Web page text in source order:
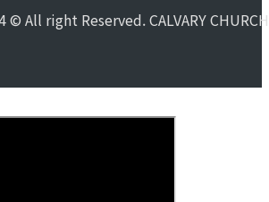
All right Reserved. CALVARY CHURCH